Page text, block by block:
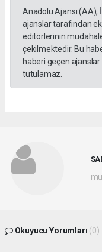
Anadolu Ajansı (AA),
ajanslar tarafından
editörlerinin
çekilmektedir. Bu
haberi geçen
tutulamaz.
Okuyucu Yorumları (0)